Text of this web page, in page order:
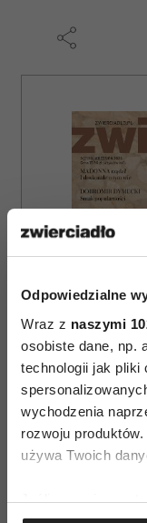
Odpowiedzialne
Wraz z naszymi
osobiste dane, np.
technologii jak pliki
wychodzenia
rozwoju
używa Twoich
Jeśli wyrazisz na